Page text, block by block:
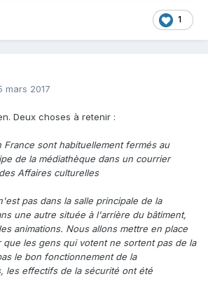
1
mars 2017
Deux choses à retenir :
France sont habituellement fermés au
de la médiathèque dans un courrier
Affaires culturelles
pas dans la salle principale de la
une autre située à l'arrière du bâtiment,
animations. Nous allons mettre en place
les gens qui votent ne sortent pas de la
le bon fonctionnement de la
les effectifs de la sécurité ont été